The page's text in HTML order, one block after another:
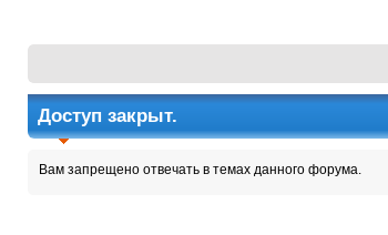
Доступ закрыт.
Вам запрещено отвечать в темах данного форума.